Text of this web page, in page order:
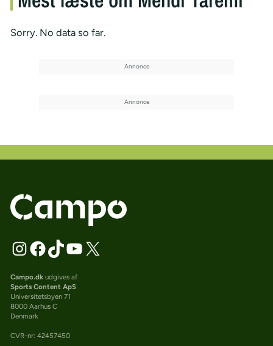
Sorry. No data so far.
Campo.dkudgives af
Sports Content ApS
Universitetsbyen 71
8000 Aarhus C
Denmark
CVR-nr: 42457450